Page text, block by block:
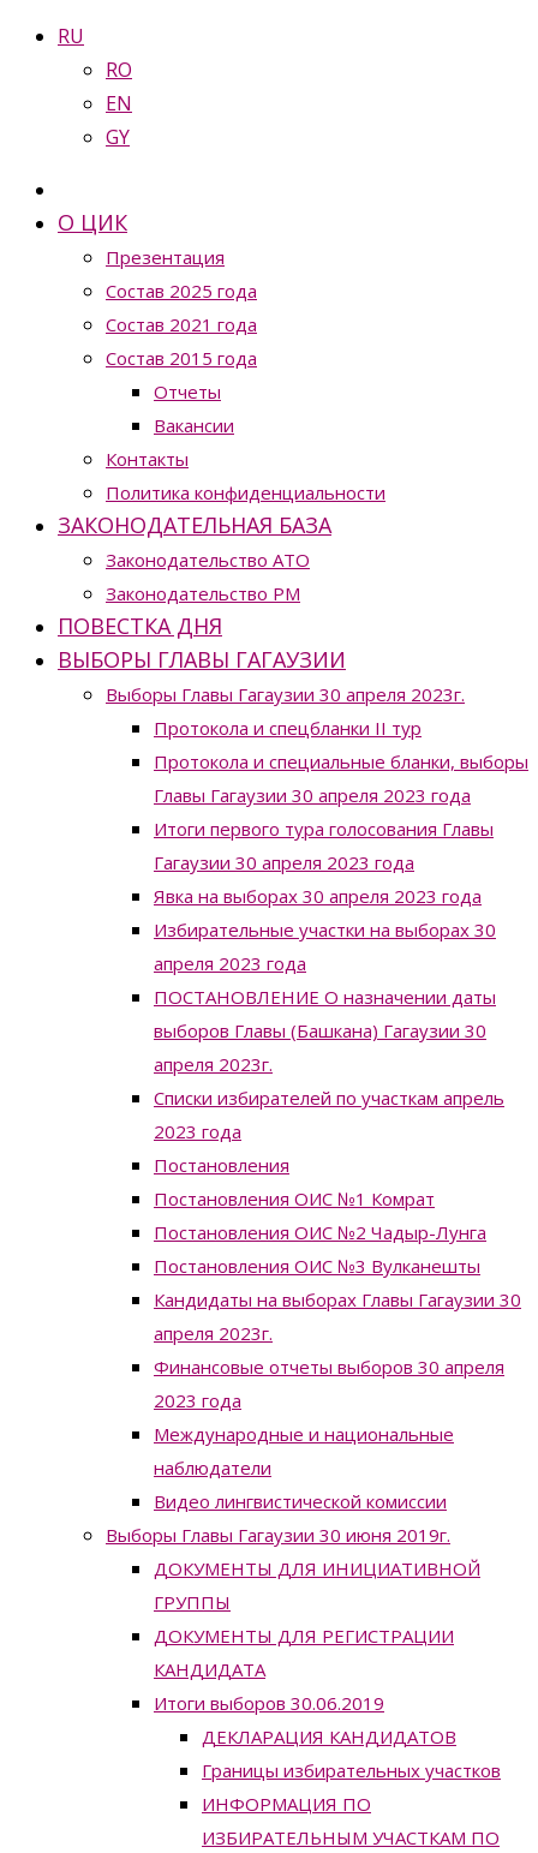
RU
RO
EN
GY
О ЦИК
Презентация
Состав 2025 года
Состав 2021 года
Состав 2015 года
Отчеты
Вакансии
Контакты
Политика конфиденциальности
ЗАКОНОДАТЕЛЬНАЯ БАЗА
Законодательство ATO
Законодательство РМ
ПОВЕСТКА ДНЯ
ВЫБОРЫ ГЛАВЫ ГАГАУЗИИ
Выборы Главы Гагаузии 30 апреля 2023г.
Протокола и спецбланки II тур
Протокола и специальные бланки, выборы
Главы Гагаузии 30 апреля 2023 года
Итоги первого тура голосования Главы
Гагаузии 30 апреля 2023 года
Явка на выборах 30 апреля 2023 года
Избирательные участки на выборах 30
апреля 2023 года
ПОСТАНОВЛЕНИЕ О назначении даты
выборов Главы (Башкана) Гагаузии 30
апреля 2023г.
Списки избирателей по участкам апрель
2023 года
Постановления
Постановления ОИС №1 Комрат
Постановления ОИС №2 Чадыр-Лунга
Постановления ОИС №3 Вулканешты
Кандидаты на выборах Главы Гагаузии 30
апреля 2023г.
Финансовые отчеты выборов 30 апреля
2023 года
Международные и национальные
наблюдатели
Видео лингвистической комиссии
Выборы Главы Гагаузии 30 июня 2019г.
ДОКУМЕНТЫ ДЛЯ ИНИЦИАТИВНОЙ
ГРУППЫ
ДОКУМЕНТЫ ДЛЯ РЕГИСТРАЦИИ
КАНДИДАТА
Итоги выборов 30.06.2019
ДЕКЛАРАЦИЯ КАНДИДАТОВ
Границы избирательных участков
ИНФОРМАЦИЯ ПО
ИЗБИРАТЕЛЬНЫМ УЧАСТКАМ ПО